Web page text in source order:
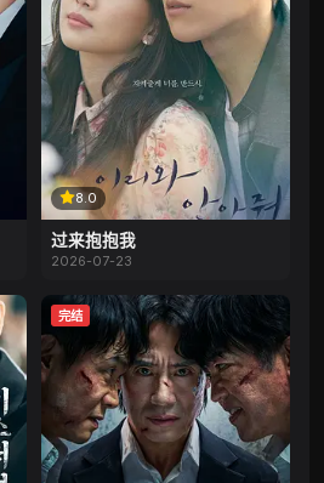
8.0
过来抱抱我
2026-07-23
完结